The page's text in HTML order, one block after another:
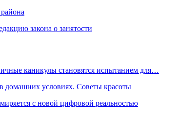
закона о занятости
каникулы становятся испытанием для…
домашних условиях. Советы красоты
с новой цифровой реальностью